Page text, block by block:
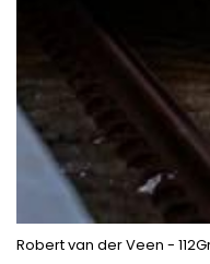
Robert van der Veen -